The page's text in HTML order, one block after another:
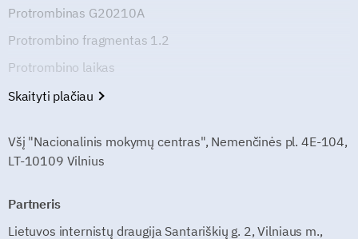
Protrombinas G20210A
Protrombino fragmentas 1.2
Protrombino laikas
Skaityti plačiau
Všį "Nacionalinis mokymų centras", Nemenčinės pl. 4E-104,
LT-10109 Vilnius
Partneris
Lietuvos internistų draugija Santariškių g. 2, Vilniaus m.,